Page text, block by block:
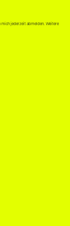
mich jederzeit abmelden. Weitere